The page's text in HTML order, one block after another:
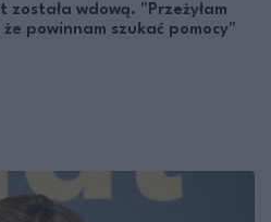
została wdową. "Przeżyłam
powinnam szukać pomocy"